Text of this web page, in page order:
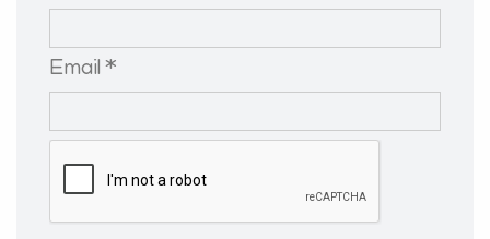
Email *